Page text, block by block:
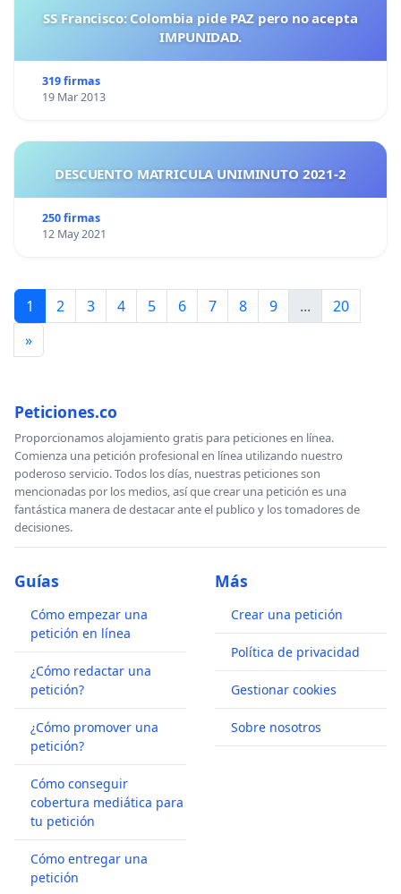
SS Francisco: Colombia pide PAZ pero no acepta
IMPUNIDAD.
319 firmas
19 Mar 2013
DESCUENTO MATRICULA UNIMINUTO 2021-2
250 firmas
12 May 2021
1 2 3 4 5 6 7 8 9 ...
20
»
Peticiones.co
Proporcionamos alojamiento gratis para peticiones en línea.
Comienza una petición profesional en línea utilizando nuestro
poderoso servicio. Todos los días, nuestras peticiones son
mencionadas por los medios, así que crear una petición es una
fantástica manera de destacar ante el publico y los tomadores de
decisiones.
Guías
Cómo empezar una
petición en línea
¿Cómo redactar una
petición?
¿Cómo promover una
petición?
Cómo conseguir
cobertura mediática para
tu petición
Cómo entregar una
petición
Más
Crear una petición
Política de privacidad
Gestionar cookies
Sobre nosotros